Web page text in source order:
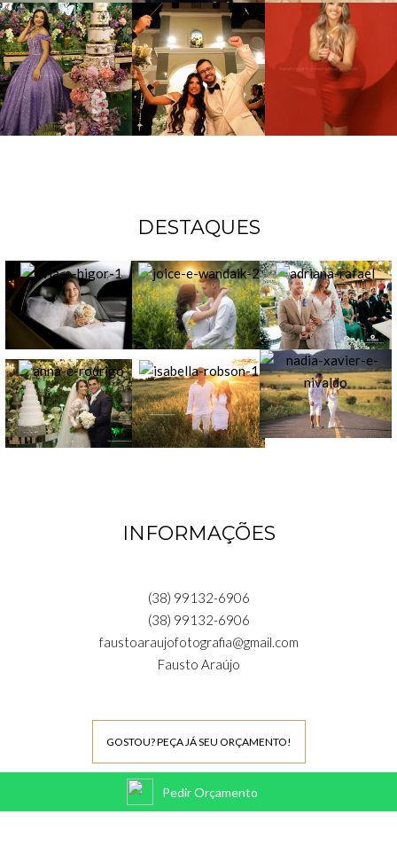
DESTAQUES
INFORMAÇÕES
(38) 99132-6906
(38) 99132-6906
faustoaraujofotografia@gmail.com
Fausto Araújo
GOSTOU? PEÇA JÁ SEU ORÇAMENTO!
Pedir Orçamento